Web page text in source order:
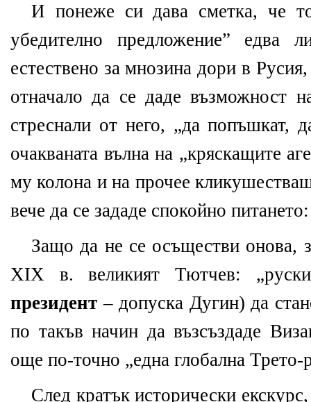
И понеже си дава сметка, че
убедително предложение” едва
естествено за мнозина дори в
отначало да се даде възможност
стреснали от него, „да попъшкат,
очакваната вълна на „кряскащите
му колона и на прочее
вече да се зададе спокойно
Защо да не се осъществи онова,
XIX в. великият Тютчев:
президент – допуска Дугин) да
по такъв начин да възсъздаде
още по-точно „една глобална
След кратък исторически